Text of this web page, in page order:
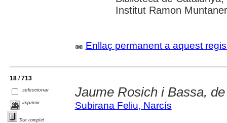
Institut Ramon
Enllaç permanent a aquest
18 / 713
seleccionar
imprimir
Text complet
Jaume Rosich i Bassa,
Subirana Feliu, Narcís